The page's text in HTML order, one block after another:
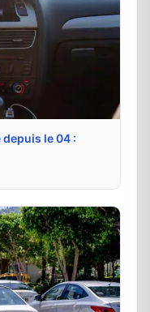
le 04 :